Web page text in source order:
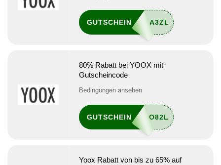
GUTSCHEIN
80% Rabatt bei YOOX mit
Gutscheincode
Bedingungen ansehen
GUTSCHEIN
Yoox Rabatt von bis zu 65% auf